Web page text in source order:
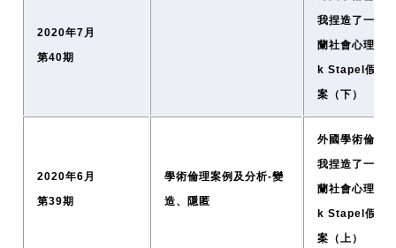
2020年7月
第40期
我捏造了一系
蘭社會心理學
k Stapel假造
案（下）
2020年6月
第39期
學術倫理案例及分析-變
造、隱匿
外國學術倫理
我捏造了一系
蘭社會心理學
k Stapel假造
案（上）